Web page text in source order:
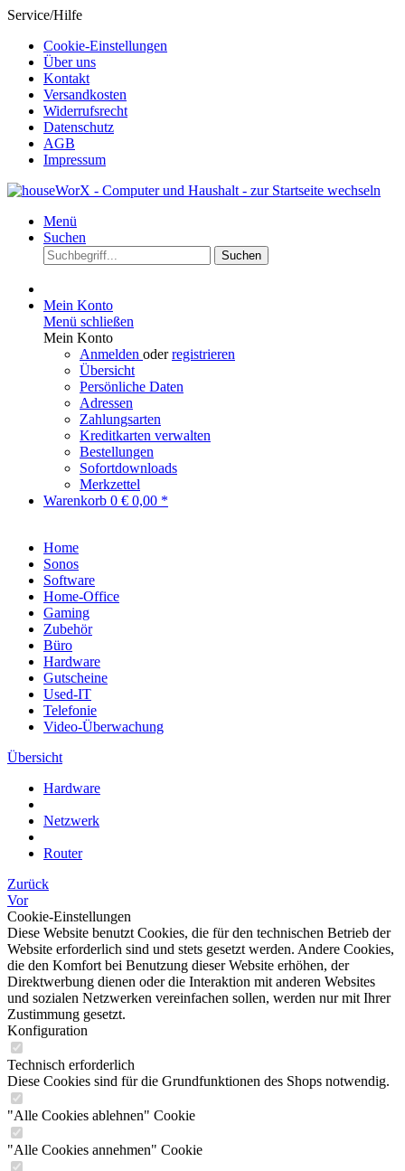
Service/Hilfe
Cookie-Einstellungen
Über uns
Kontakt
Versandkosten
Widerrufsrecht
Datenschutz
AGB
Impressum
Menü
Suchen
Suchen
Mein Konto
Menü schließen
Mein Konto
Anmelden oderregistrieren
Übersicht
Persönliche Daten
Adressen
Zahlungsarten
Kreditkarten verwalten
Bestellungen
Sofortdownloads
Merkzettel
Warenkorb 0 € 0,00 *
Home
Sonos
Software
Home-Office
Gaming
Zubehör
Büro
Hardware
Gutscheine
Used-IT
Telefonie
Video-Überwachung
Übersicht
Hardware
Netzwerk
Router
Zurück
Vor
Cookie-Einstellungen
Diese Website benutzt Cookies, die für den technischen Betrieb der
Website erforderlich sind und stets gesetzt werden. Andere Cookies,
die den Komfort bei Benutzung dieser Website erhöhen, der
Direktwerbung dienen oder die Interaktion mit anderen Websites
und sozialen Netzwerken vereinfachen sollen, werden nur mit Ihrer
Zustimmung gesetzt.
Konfiguration
Technisch erforderlich
Diese Cookies sind für die Grundfunktionen des Shops notwendig.
"Alle Cookies ablehnen" Cookie
"Alle Cookies annehmen" Cookie